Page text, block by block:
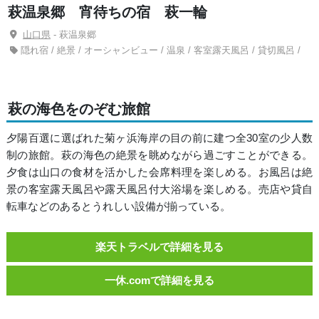
萩温泉郷 宵待ちの宿 萩一輪
山口県- 萩温泉郷
隠れ宿 / 絶景 / オーシャンビュー / 温泉 / 客室露天風呂 / 貸切風呂 /
萩の海色をのぞむ旅館
夕陽百選に選ばれた菊ヶ浜海岸の目の前に建つ全30室の少人数
制の旅館。萩の海色の絶景を眺めながら過ごすことができる。
夕食は山口の食材を活かした会席料理を楽しめる。お風呂は絶
景の客室露天風呂や露天風呂付大浴場を楽しめる。売店や貸自
転車などのあるとうれしい設備が揃っている。
楽天トラベルで詳細を見る
一休.comで詳細を見る